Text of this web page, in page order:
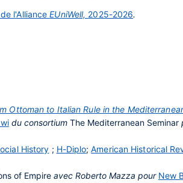
de l'AllianceEUniWell, 2025-2026.
Ottoman to Italian Rule in the
du consortiumThe Mediterranean Seminar
History ; H-Diplo;American Historical
of Empire avec Roberto Mazza pour New